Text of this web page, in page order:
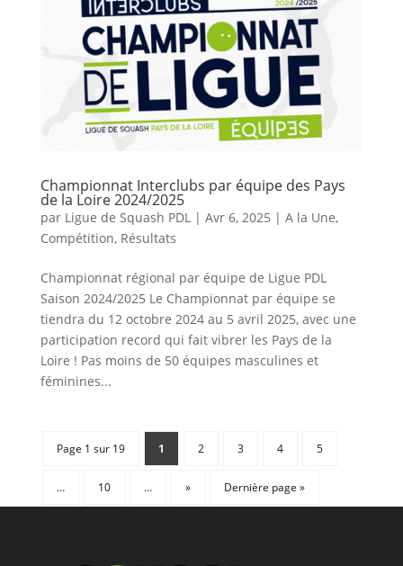
Championnat Interclubs par équipe des Pays
de la Loire 2024/2025
par Ligue de Squash PDL| Avr 6, 2025 | A la Une,
Compétition, Résultats
Championnat régional par équipe de Ligue PDL
Saison 2024/2025 Le Championnat par équipe se
tiendra du 12 octobre 2024 au 5 avril 2025, avec une
participation record qui fait vibrer les Pays de la
Loire ! Pas moins de 50 équipes masculines et
féminines...
Page 1 sur 19 1 2 3 4 5
… 10 … » Dernière page »